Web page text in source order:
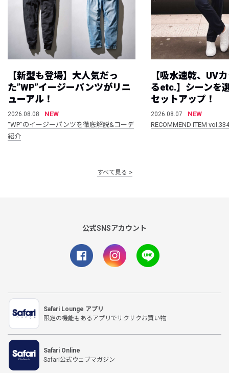
【新型も登場】大人気だっ
た”WP”イージーパンツがリニ
ューアル！
2026.08.08
NEW
“WP”のイージーパンツを徹底解説&コーデ
紹介
【吸水速乾、UV
るetc.】シーンを
セットアップ！
2026.08.07
NEW
RECOMMEND ITEM vol.334
すべて見る
公式SNSアカウント
Safari Lounge アプリ
限定の機能もあるアプリでサクサクお買い物
Safari Online
Safari公式ウェブマガジン